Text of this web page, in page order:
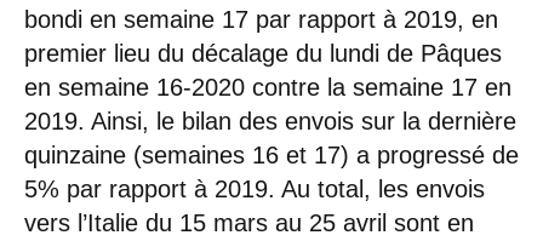
bondi en semaine 17 par rapport à 2019, en
premier lieu du décalage du lundi de Pâques
en semaine 16-2020 contre la semaine 17 en
2019. Ainsi, le bilan des envois sur la dernière
quinzaine (semaines 16 et 17) a progressé de
5% par rapport à 2019. Au total, les envois
vers l’Italie du 15 mars au 25 avril sont en